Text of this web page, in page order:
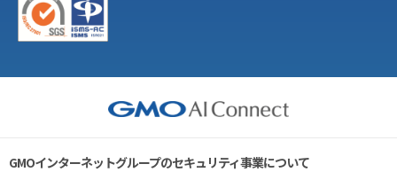
GMOインターネットグループのセキュリティ事業について